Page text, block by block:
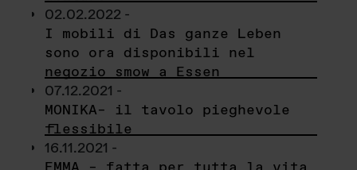
02.02.2022 -
I mobili di Das ganze Leben
sono ora disponibili nel
negozio smow a Essen
07.12.2021 -
MONIKA– il tavolo pieghevole
flessibile
16.11.2021 -